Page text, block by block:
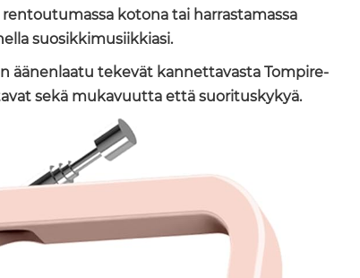
kotona tai harrastamassa
suosikkimusiikkiasi.
äänenlaatu tekevät kannettavasta Tompire-
sekä mukavuutta että suorituskykyä.